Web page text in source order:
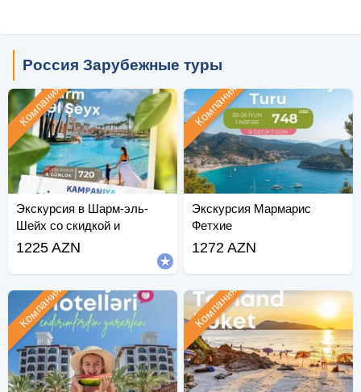
Россия Зарубежные туры
Экскурсия в Шарм-эль-
Шейх со скидкой и
подарочным
Компания
1225 AZN
Экскурсия Мармарис
Фетхие
Компания
1272 AZN
Компания Компания